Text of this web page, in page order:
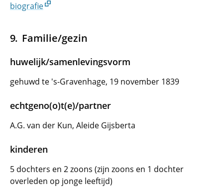
biografie
Familie/gezin
huwelijk/samenlevingsvorm
gehuwd te 's-Gravenhage, 19 november 1839
echtgeno(o)t(e)/partner
A.G. van der Kun, Aleide Gijsberta
kinderen
5 dochters en 2 zoons (zijn zoons en 1 dochter
overleden op jonge leeftijd)